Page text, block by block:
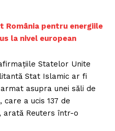
România pentru energiile
la nivel european
Statelor Unite
Stat Islamic ar fi
asupra unei săli de
a ucis 137 de
arată Reuters într-o